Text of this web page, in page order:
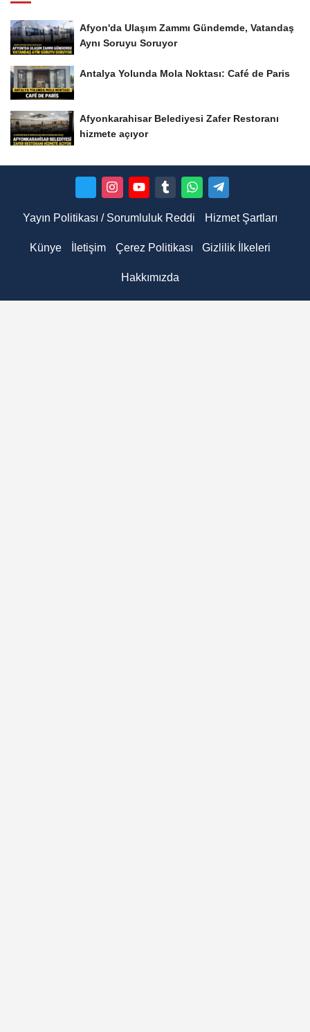
Afyon'da Ulaşım Zammı Gündemde, Vatandaş
Aynı Soruyu Soruyor
Antalya Yolunda Mola Noktası: Café de Paris
Afyonkarahisar Belediyesi Zafer Restoranı
hizmete açıyor
Yayın Politikası / Sorumluluk Reddi Hizmet Şartları
Künye İletişim Çerez Politikası Gizlilik İlkeleri
Hakkımızda